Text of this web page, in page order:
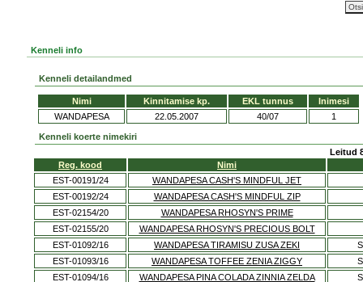
Kenneli info
Kenneli detailandmed
Nimi Kinnitamise kp. EKL tunnus
Inimesi
WANDAPESA
22.05.2007 40/07 1
Kenneli koerte nimekiri
Leitud
Reg. kood
Nimi
EST-00191/24
WANDAPESA CASH'S MINDFUL JET
EST-00192/24
WANDAPESA CASH'S MINDFUL ZIP
EST-02154/20
WANDAPESA RHOSYN'S PRIME
EST-02155/20
WANDAPESA RHOSYN'S PRECIOUS BOLT
EST-01092/16
WANDAPESA TIRAMISU ZUSA ZEKI
EST-01093/16
WANDAPESA TOFFEE ZENIA ZIGGY
EST-01094/16
WANDAPESA PINA COLADA ZINNIA ZELDA